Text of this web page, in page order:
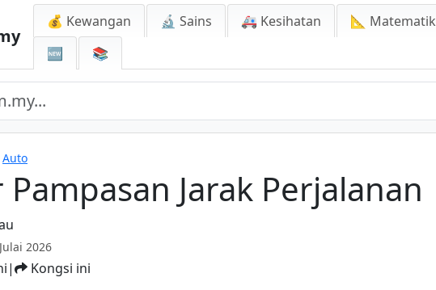
💰 Kewangan 🔬 Sains 🚑 Kesihatan 📐 Matematik
🆕
📚
Auto
Jarak Perjalanan
2026
| Kongsi ini